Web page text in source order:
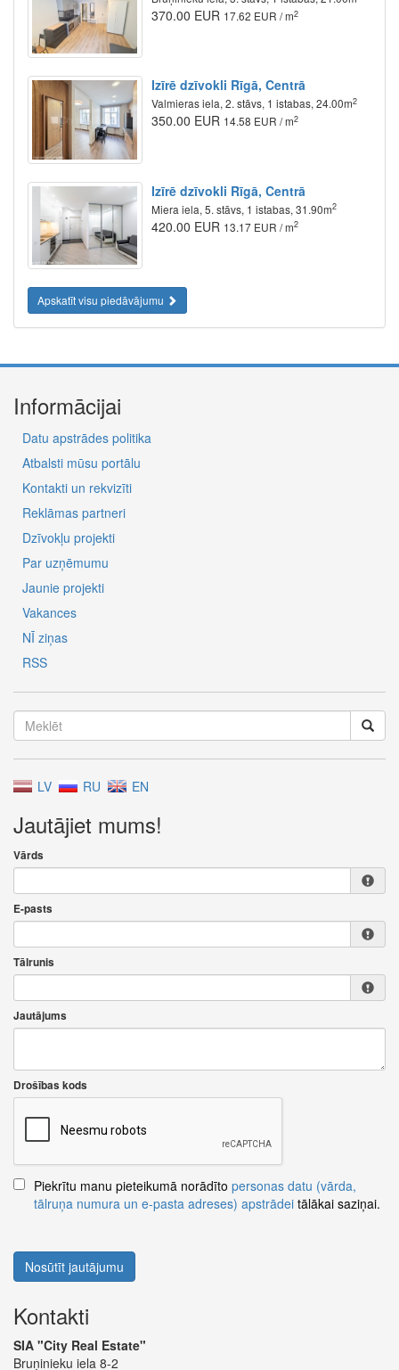
370.00 EUR 17.62 EUR / m2
Izīrē dzīvokli Rīgā, Centrā
Valmieras iela, 2. stāvs, 1 istabas, 24.00m2
350.00 EUR 14.58 EUR / m2
Izīrē dzīvokli Rīgā, Centrā
Miera iela, 5. stāvs, 1 istabas, 31.90m2
420.00 EUR 13.17 EUR / m2
Apskatīt visu piedāvājumu
Informācijai
Datu apstrādes politika
Atbalsti mūsu portālu
Kontakti un rekvizīti
Reklāmas partneri
Dzīvokļu projekti
Par uzņēmumu
Jaunie projekti
Vakances
NĪ ziņas
RSS
LV RU EN
Jautājiet mums!
Vārds
E-pasts
Tālrunis
Jautājums
Drošības kods
Piekrītu manu pieteikumā norādīto personas datu (vārda,
tālruņa numura un e-pasta adreses) apstrādei tālākai saziņai.
Nosūtīt jautājumu
Kontakti
SIA "City Real Estate"
Bruņinieku iela 8-2